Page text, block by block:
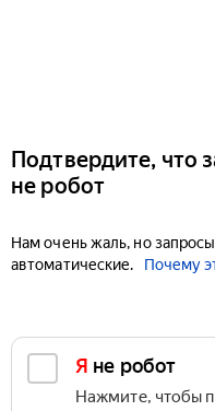
Подтвердите, что
не робот
Нам очень жаль, но
автоматические.
Почему
Я не робот
Нажмите, чтобы